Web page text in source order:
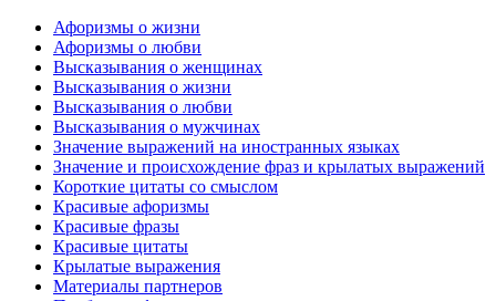
Афоризмы о жизни
Афоризмы о любви
Высказывания о женщинах
Высказывания о жизни
Высказывания о любви
Высказывания о мужчинах
Значение выражений на иностранных языках
Значение и происхождение фраз и крылатых выражений
Короткие цитаты со смыслом
Красивые афоризмы
Красивые фразы
Красивые цитаты
Крылатые выражения
Материалы партнеров